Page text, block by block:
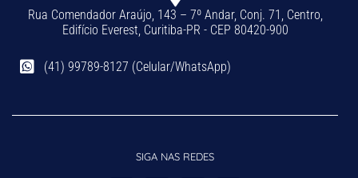
Rua Comendador Araújo, 143 – 7º Andar, Conj. 71, Centro,
Edifício Everest, Curitiba-PR - CEP 80420-900
(41) 99789-8127 (Celular/WhatsApp)
SIGA NAS REDES